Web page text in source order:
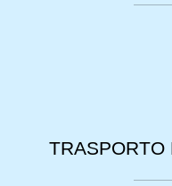
TRASPORTO